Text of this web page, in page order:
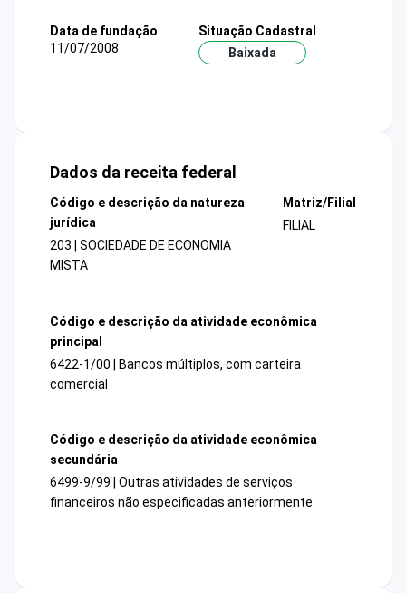
Data de fundação
11/07/2008
Situação Cadastral
Baixada
Dados da receita federal
Código e descrição da natureza
jurídica
203 | SOCIEDADE DE ECONOMIA
MISTA
Matriz/Filial
FILIAL
Código e descrição da atividade econômica
principal
6422-1/00 | Bancos múltiplos, com carteira
comercial
Código e descrição da atividade econômica
secundária
6499-9/99 | Outras atividades de serviços
financeiros não especificadas anteriormente